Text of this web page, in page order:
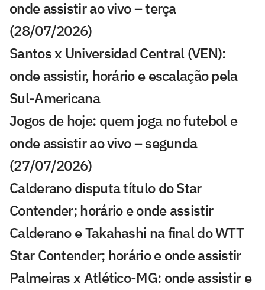
onde assistir ao vivo – terça
(28/07/2026)
Santos x Universidad Central (VEN):
onde assistir, horário e escalação pela
Sul-Americana
Jogos de hoje: quem joga no futebol e
onde assistir ao vivo – segunda
(27/07/2026)
Calderano disputa título do Star
Contender; horário e onde assistir
Calderano e Takahashi na final do WTT
Star Contender; horário e onde assistir
Palmeiras x Atlético-MG: onde assistir e